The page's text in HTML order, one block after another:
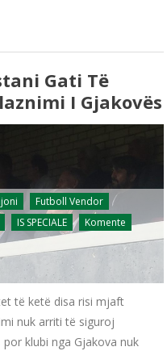
Gati Të
I Gjakovës
Futboll Vendor
IS SPECIALE
Komente
të ketë disa risi mjaft
nuk arriti të siguroj
klubi nga Gjakova nuk